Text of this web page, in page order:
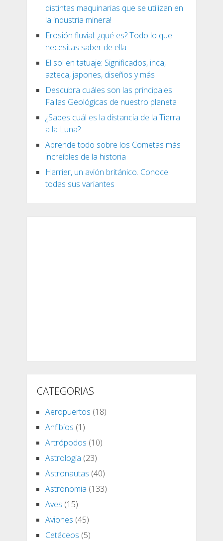
distintas maquinarias que se utilizan en
la industria minera!
Erosión fluvial: ¿qué es? Todo lo que
necesitas saber de ella
El sol en tatuaje: Significados, inca,
azteca, japones, diseños y más
Descubra cuáles son las principales
Fallas Geológicas de nuestro planeta
¿Sabes cuál es la distancia de la Tierra
a la Luna?
Aprende todo sobre los Cometas más
increíbles de la historia
Harrier, un avión británico. Conoce
todas sus variantes
CATEGORIAS
Aeropuertos (18)
Anfibios (1)
Artrópodos (10)
Astrologia (23)
Astronautas (40)
Astronomia (133)
Aves (15)
Aviones (45)
Cetáceos (5)